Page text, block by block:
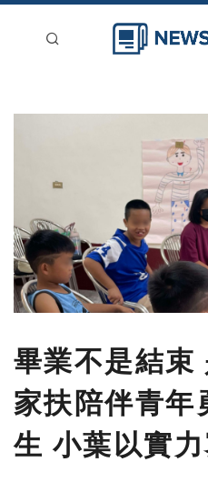
畢業不是結束
家扶陪伴青年
生 小葉以實